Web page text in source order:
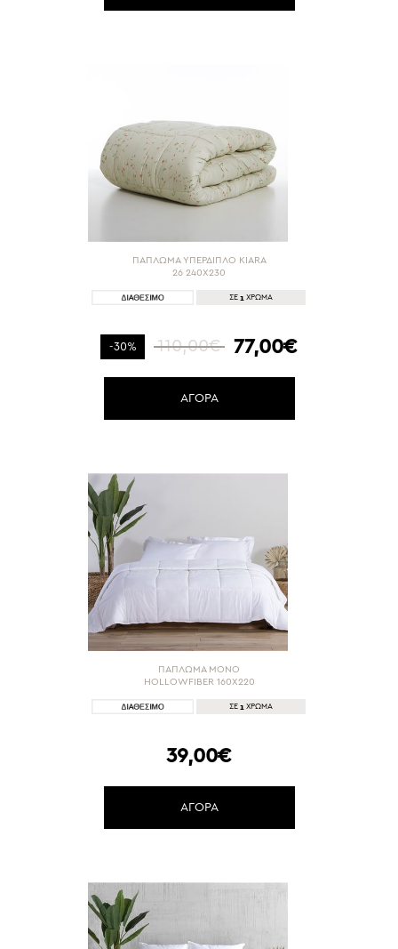
ΠΑΠΛΩΜΑ ΥΠΕΡΔΙΠΛΟ KIARA
26 240Χ230
ΣΕ 1 ΧΡΩΜΑ
-30% 110,00€ 77,00€
ΑΓΟΡΑ
ΠΑΠΛΩΜΑ ΜΟΝΟ
HOLLOWFIBER 160X220
ΣΕ 1 ΧΡΩΜΑ
39,00€
ΑΓΟΡΑ